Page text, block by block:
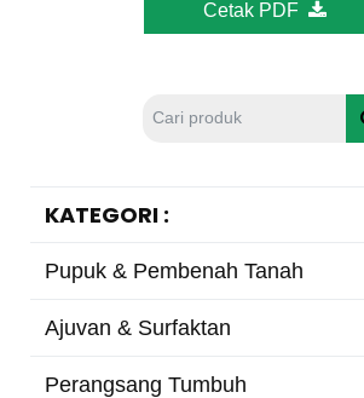
Cetak PDF
KATEGORI :
Pupuk & Pembenah Tanah
Ajuvan & Surfaktan
Perangsang Tumbuh